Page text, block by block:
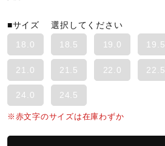
ワーキング
ウォーキングシューズ
ライフスタイルグッズ
■サイズ選択してください
18.0
18.5 19.0 19.5
21.0 21.5 22.0 22.5
24.0 24.5
※赤文字のサイズは在庫わずか